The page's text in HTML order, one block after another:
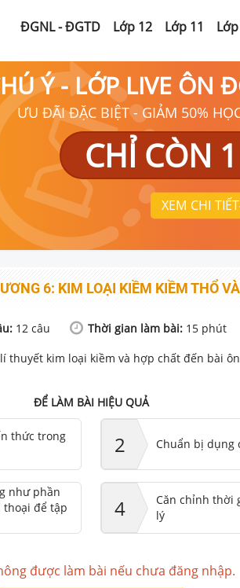
ĐGNL - ĐGTD Lớp 12 Lớp 11
Ý - LỚP LIVE ÔN
ƯU ĐÃI ĐẶC BIỆT - GIẢM 50%
CHỈ CÒN
XEM CHI TIẾT
6: KIM LOẠI KIỀM KIỀM THỔ
12câu Thời gian làm bài: 15phút
thuyết kim loại kiềm và hợp chất đến bài
ĐỂ LÀM BÀI HIỆU QUẢ
thức trong
2 Chuẩn bị dụng
như phần
thoại để tập
4
Căn chỉnh thời
lý
được làm bài nếu chưa đăng nhập.